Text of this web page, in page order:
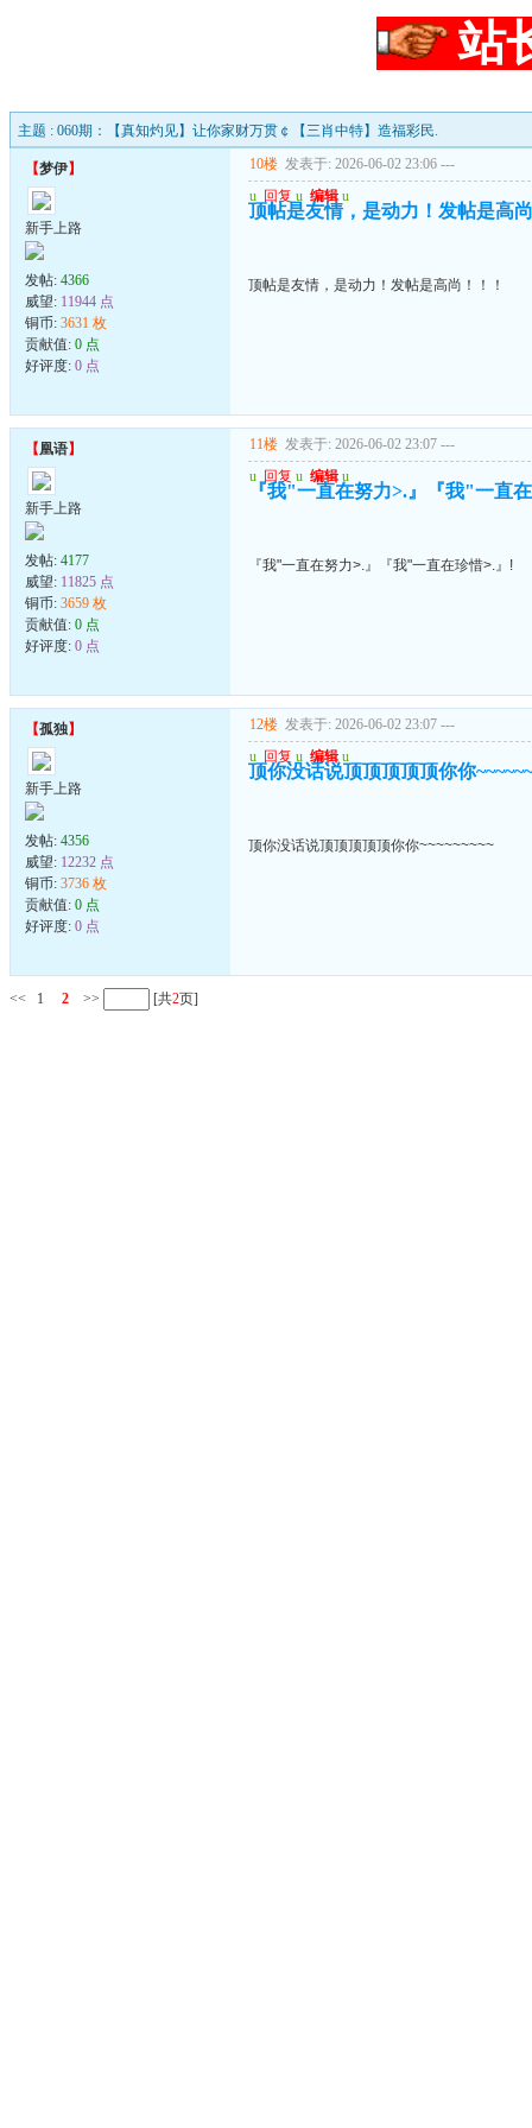
站
主题 : 060期：【真知灼见】让你家财万贯￠【三肖中特】造福彩民.
【梦伊】
新手上路
发帖: 4366
威望: 11944 点
铜币: 3631 枚
贡献值: 0 点
好评度: 0 点
10楼 发表于: 2026-06-02 23:06 ---
u 回复 u 编辑 u
顶帖是友情，是动力！发帖是高
顶帖是友情，是动力！发帖是高尚！！！
【凰语】
新手上路
发帖: 4177
威望: 11825 点
铜币: 3659 枚
贡献值: 0 点
好评度: 0 点
11楼 发表于: 2026-06-02 23:07 ---
u 回复 u 编辑 u
『我"一直在努力>.』『我"一直
『我"一直在努力>.』『我"一直在珍惜>.』!
【孤独】
新手上路
发帖: 4356
威望: 12232 点
铜币: 3736 枚
贡献值: 0 点
好评度: 0 点
12楼 发表于: 2026-06-02 23:07 ---
u 回复 u 编辑 u
顶你没话说顶顶顶顶顶你你
顶你没话说顶顶顶顶顶你你~~~~~~~~~
<< 1 2 >> [共2页]